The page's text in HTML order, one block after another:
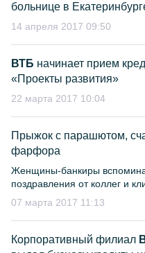
больнице в
14 апреля 2017 09:50
ВТБ начинает прием
«Проекты развития»
22 марта 2017 10:04
Прыжок с парашютом,
фарфора
Женщины-банкиры
поздравления от коллег и
07 марта 2017 11:13
Корпоративный филиал